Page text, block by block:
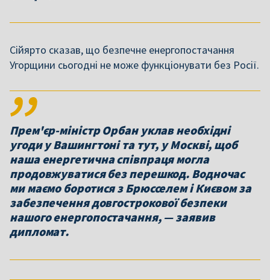
Сійярто сказав, що безпечне енергопостачання
Угорщини сьогодні не може функціонувати без Росії.
Прем'єр-міністр Орбан уклав необхідні
угоди у Вашингтоні та тут, у Москві, щоб
наша енергетична співпраця могла
продовжуватися без перешкод. Водночас
ми маємо боротися з Брюсселем і Києвом за
забезпечення довгострокової безпеки
нашого енергопостачання, — заявив
дипломат.